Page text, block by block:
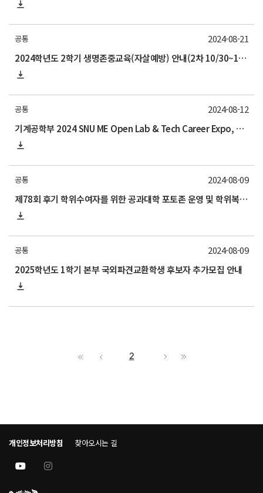
공통
2024학년도 2학기 생명존중교육(자살예방) 안내(2차 10/30~11/29)
2024-08-21
공통
기계공학부 2024 SNU ME Open Lab & Tech Career Expo, and IAP (Industrial Affilates Program) 기술교류회 행사 안내 (9/6)
2024-08-12
공통
제78회 후기 학위수여자를 위한 공과대학 포토존 운영 및 학위복 대여 안내
2024-08-09
공통
2025학년도 1학기 본부 국외파견교환학생 후보자 추가모집 안내
2024-08-09
2
개인정보처리방침 찾아오시는 길